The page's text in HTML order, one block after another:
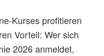
Kurses profitieren
Vorteil: Wer sich
2026 anmeldet,